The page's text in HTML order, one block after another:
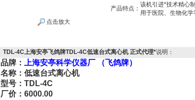
点击放大
产品特点：
该机引进*技术精心
用于医院、生物化
TDL-4C上海安亭飞鸽牌TDL-4C低速台式离心机 正式代理*说明：
品牌：
上海安亭科学仪器厂 （飞鸽牌）
名称：低速台式离心机
型号：TDL-4C
厂价：6000.00